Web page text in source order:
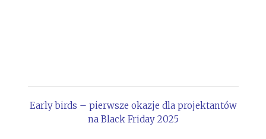
Early birds – pierwsze okazje dla projektantów
na Black Friday 2025